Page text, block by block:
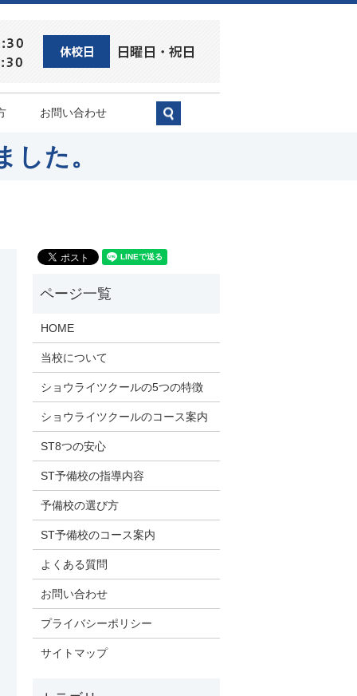
お問い合わせ
search
た。
HOME
当校について
ショウライツクールの5つの特徴
ショウライツクールのコース案内
ST8つの安心
ST予備校の指導内容
予備校の選び方
ST予備校のコース案内
よくある質問
お問い合わせ
プライバシーポリシー
サイトマップ